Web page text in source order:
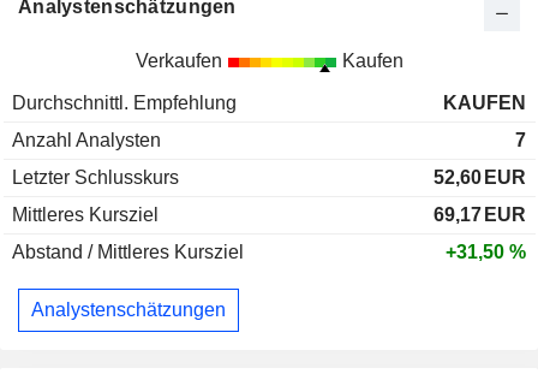
Analystenschätzungen
Verkaufen Kaufen
Durchschnittl. Empfehlung
KAUFEN
Anzahl Analysten
7
Letzter Schlusskurs
52,60 EUR
Mittleres Kursziel
69,17 EUR
Abstand / Mittleres Kursziel
+31,50 %
Analystenschätzungen